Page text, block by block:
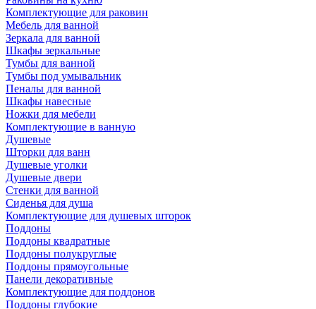
Комплектующие для раковин
Мебель для ванной
Зеркала для ванной
Шкафы зеркальные
Тумбы для ванной
Тумбы под умывальник
Пеналы для ванной
Шкафы навесные
Ножки для мебели
Комплектующие в ванную
Душевые
Шторки для ванн
Душевые уголки
Душевые двери
Стенки для ванной
Сиденья для душа
Комплектующие для душевых шторок
Поддоны
Поддоны квадратные
Поддоны полукруглые
Поддоны прямоугольные
Панели декоративные
Комплектующие для поддонов
Поддоны глубокие